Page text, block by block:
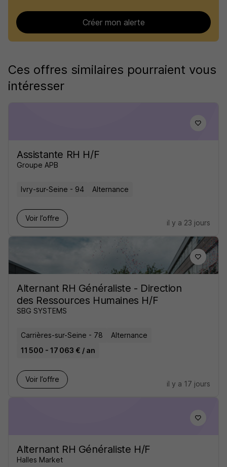
Créer mon alerte
Ces offres similaires pourraient vous
intéresser
Assistante RH H/F
Groupe APB
Ivry-sur-Seine - 94 Alternance
Voir l’offre
il y a 23 jours
Alternant RH Généraliste - Direction
des Ressources Humaines H/F
SBG SYSTEMS
Carrières-sur-Seine - 78
Alternance
11 500 - 17 063 € / an
Voir l’offre
il y a 17 jours
Alternant RH Généraliste H/F
Halles Market